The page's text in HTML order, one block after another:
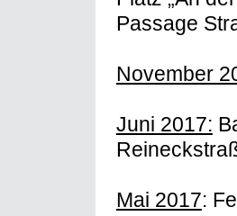
Passage
November
Juni 2017:
Mai 2017: